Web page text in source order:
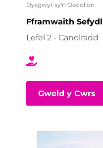
Dysgwyr sy'n Oedolion
Fframwaith
Lefel 2 - Canolradd
Gweld y Cwrs